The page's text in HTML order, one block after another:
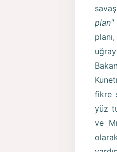
plan"
fikre
yüz
ve